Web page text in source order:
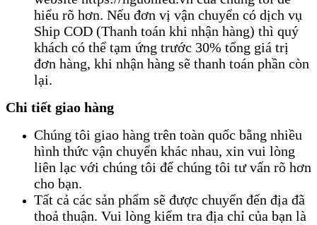
hiểu rõ hơn. Nếu đơn vị vận chuyển có dịch vụ
Ship COD (Thanh toán khi nhận hàng) thì quý
khách có thể tạm ứng trước 30% tổng giá trị
đơn hàng, khi nhận hàng sẽ thanh toán phần còn
lại.
Chi tiết giao hàng
Chúng tôi giao hàng trên toàn quốc bằng nhiều
hình thức vận chuyển khác nhau, xin vui lòng
liên lạc với chúng tôi để chúng tôi tư vấn rõ hơn
cho bạn.
Tất cả các sản phẩm sẽ được chuyển đến địa đã
thoả thuận. Vui lòng kiểm tra địa chỉ của bạn là